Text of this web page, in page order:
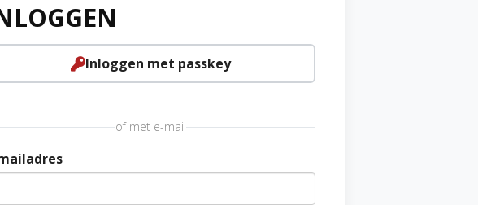
Inloggen met passkey
of met e-mail